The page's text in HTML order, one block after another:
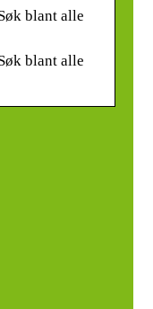
blant alle
blant alle